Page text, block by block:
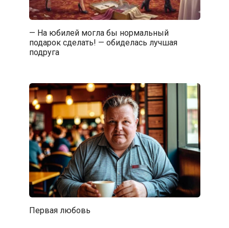
— На юбилей могла бы нормальный
подарок сделать! — обиделась лучшая
подруга
Первая любовь